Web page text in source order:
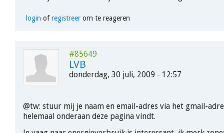
login ofregistreerom te reageren
#85649
LVB
donderdag, 30 juli, 2009 - 12:57
@tw: stuur mij je naam en email-adres via het gmail-
helemaal onderaan deze pagina vindt.